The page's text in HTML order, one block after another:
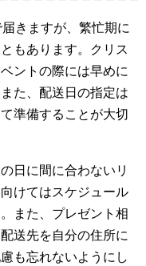
きますが、繁忙期に
もあります。クリス
ントの際には早めに
た、配送日の指定は
準備することが大切
日に間に合わないリ
けてはスケジュール
また、プレゼント相
送先を自分の住所に
も忘れないようにし